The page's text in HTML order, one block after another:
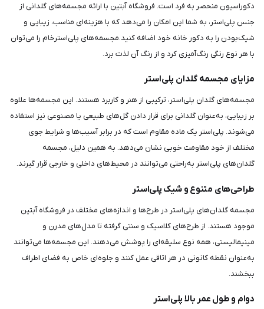
دکوراسیون منحصر به فرد است. فروشگاه آبتین با ارائه مجسمه‌های گلدانی از
جنس پلی‌استر، به شما این امکان را می‌دهد که با هزینه‌ای مناسب، زیبایی و
شیک‌بودن را به دکور خانه خود اضافه کنید.مجسمه‌های پلی‌استرخام را می‌توان
با هر نوع رنگی رنگ‌آمیزی کرد و از رنگ آن لذت برد.
مزایای مجسمه گلدان پلی‌استر
مجسمه‌های گلدان پلی‌استر، ترکیبی از هنر و کاربرد هستند. این مجسمه‌ها علاوه
بر زیبایی، به‌عنوان گلدانی برای قرار دادن گل‌های طبیعی یا مصنوعی نیز استفاده
می‌شوند. پلی‌استر یک ماده مقاوم است که در برابر آسیب‌ها و شرایط جوی
مختلف از خود مقاومت خوبی نشان می‌دهد. به همین دلیل، مجسمه
گلدان‌های پلی‌استر به‌راحتی می‌توانند در محیط‌های داخلی و خارجی قرار گیرند.
طراحی‌های متنوع و شیک پلی‌استر
مجسمه گلدان‌های پلی‌استر در طرح‌ها و اندازه‌های مختلف در فروشگاه آبتین
موجود هستند. از طرح‌های کلاسیک و سنتی گرفته تا مدل‌های مدرن و
مینیمالیستی، همه نوع سلیقه‌ای را پوشش می‌دهند. این مجسمه‌ها می‌توانند
به‌عنوان نقطه کانونی در هر اتاقی عمل کنند و جلوه‌ای خاص به فضای اطراف
ببخشند.
دوام و طول عمر بالا پلی‌استر